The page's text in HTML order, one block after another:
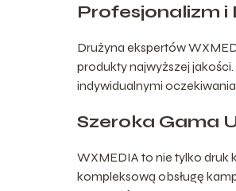
Profesjonalizm
Drużyna ekspertów
produkty najwyższej
indywidualnymi
Szeroka Gama
WXMEDIA to nie tylko druk
kompleksową obsługę